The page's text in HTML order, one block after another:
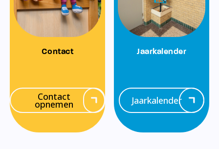
Contact
Contact
opnemen
Jaarkalender
Jaarkalender